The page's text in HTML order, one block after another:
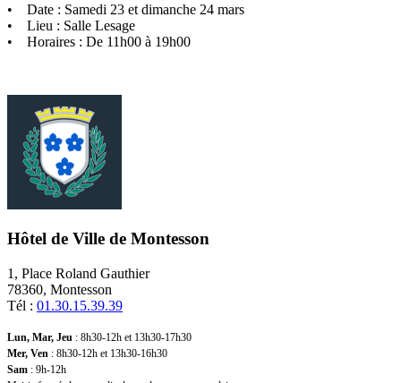
• Date : Samedi 23 et dimanche 24 mars
• Lieu : Salle Lesage
• Horaires : De 11h00 à 19h00
Hôtel de Ville de Montesson
1, Place Roland Gauthier
78360, Montesson
Tél : 01.30.15.39.39
Lun, Mar, Jeu : 8h30-12h et 13h30-17h30
Mer, Ven : 8h30-12h et 13h30-16h30
Sam : 9h-12h